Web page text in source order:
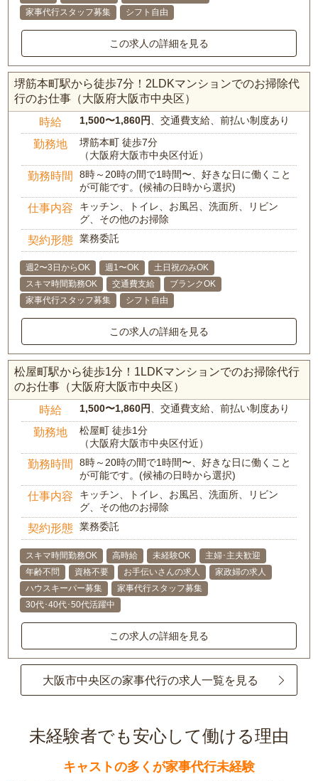
家事代行スタッフ募集
シフト自由
この求人の詳細を見る
堺筋本町駅から徒歩7分！2LDKマンションでのお掃除代
行のお仕事（大阪府大阪市中央区）
時給 1,500〜1,860円 、交通費支給、前払い制度あり
勤務地
堺筋本町 徒歩7分
（大阪府大阪市中央区付近）
勤務時間
8時～20時の間で1時間〜、好きな日に働くこと
が可能です。(候補の日時から選択)
仕事内容
キッチン、トイレ、お風呂、洗面所、リビン
グ、その他のお掃除
契約形態 業務委託
週2〜3日からOK 週1〜OK
土日祝のみOK
スキマ時間勤務OK
交通費支給
ブランクOK
家事代行スタッフ募集
シフト自由
この求人の詳細を見る
松屋町駅から徒歩1分！1LDKマンションでのお掃除代行
のお仕事（大阪府大阪市中央区）
時給 1,500〜1,860円 、交通費支給、前払い制度あり
勤務地
松屋町 徒歩1分
（大阪府大阪市中央区付近）
勤務時間
8時～20時の間で1時間〜、好きな日に働くこと
が可能です。(候補の日時から選択)
仕事内容
キッチン、トイレ、お風呂、洗面所、リビン
グ、その他のお掃除
契約形態 業務委託
スキマ時間勤務OK 高時給 未経験OK
主婦･主夫歓迎
年齢不問
資格不要 お手伝いさんの求人
家政婦の求人
ハウスキーパー募集
家事代行スタッフ募集
30代･40代･50代活躍中
この求人の詳細を見る
大阪市中央区の家事代行の求人一覧を見る
未経験者でも安心して働ける理由
キャストの多くが家事代行未経験